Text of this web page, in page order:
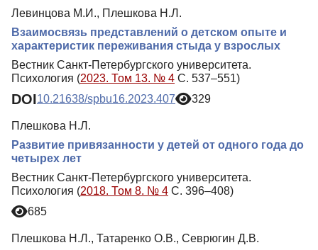
Левинцова М.И., Плешкова Н.Л.
Взаимосвязь представлений о детском опыте и
характеристик переживания стыда у взрослых
Вестник Санкт-Петербургского университета.
Психология (2023. Том 13. № 4 С. 537–551)
DOI10.21638/spbu16.2023.407 329
Плешкова Н.Л.
Развитие привязанности у детей от одного года до
четырех лет
Вестник Санкт-Петербургского университета.
Психология (2018. Том 8. № 4 С. 396–408)
685
Плешкова Н.Л., Татаренко О.В., Севрюгин Д.В.